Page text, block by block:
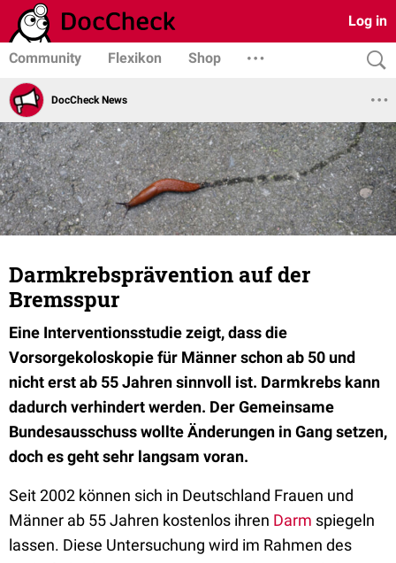
Log in
Community Flexikon Shop
DocCheck News
Darmkrebsprävention auf der
Bremsspur
Eine Interventionsstudie zeigt, dass die
Vorsorgekoloskopie für Männer schon ab 50 und
nicht erst ab 55 Jahren sinnvoll ist. Darmkrebs kann
dadurch verhindert werden. Der Gemeinsame
Bundesausschuss wollte Änderungen in Gang setzen,
doch es geht sehr langsam voran.
Seit 2002 können sich in Deutschland Frauen und
Männer ab 55 Jahren kostenlos ihren Darm spiegeln
lassen. Diese Untersuchung wird im Rahmen des